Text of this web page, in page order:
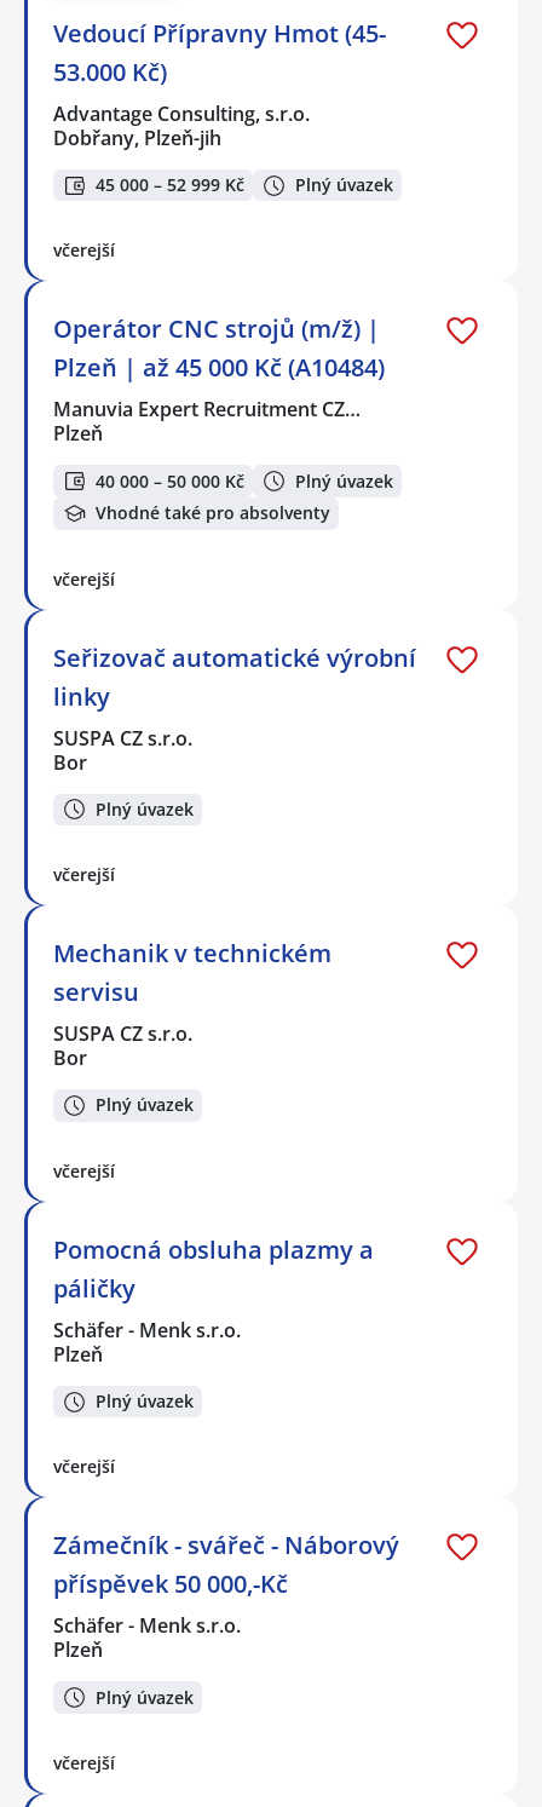
Vedoucí Přípravny Hmot (45-
53.000 Kč)
Advantage Consulting, s.r.o.
Dobřany, Plzeň-jih
45 000 – 52 999 Kč Plný úvazek
včerejší
Operátor CNC strojů (m/ž) |
Plzeň | až 45 000 Kč (A10484)
Manuvia Expert Recruitment CZ…
Plzeň
40 000 – 50 000 Kč
Plný úvazek
Vhodné také pro absolventy
včerejší
Seřizovač automatické výrobní
linky
SUSPA CZ s.r.o.
Bor
Plný úvazek
včerejší
Mechanik v technickém
servisu
SUSPA CZ s.r.o.
Bor
Plný úvazek
včerejší
Pomocná obsluha plazmy a
páličky
Schäfer - Menk s.r.o.
Plzeň
Plný úvazek
včerejší
Zámečník - svářeč - Náborový
příspěvek 50 000,-Kč
Schäfer - Menk s.r.o.
Plzeň
Plný úvazek
včerejší